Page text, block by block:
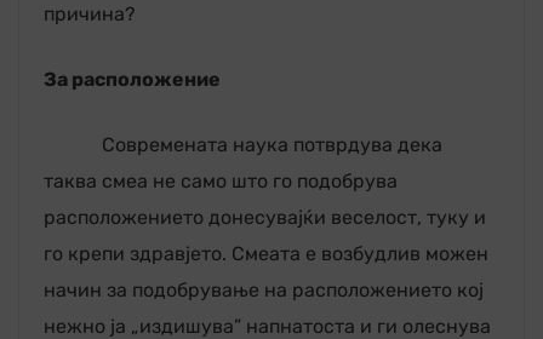
причина?
За расположение
Современата наука потврдува дека
таква смеа не само што го подобрува
расположението донесувајќи веселост, туку и
го крепи здравјето. Смеата е возбудлив можен
начин за подобрување на расположението кој
нежно ја „издишува” напнатоста и ги олеснува